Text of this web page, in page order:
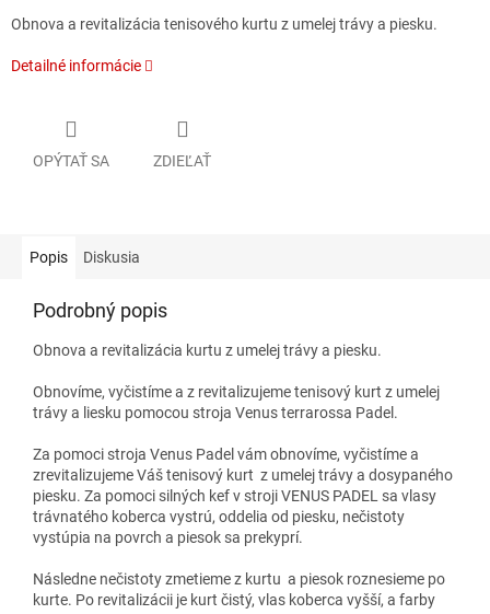
Obnova a revitalizácia tenisového kurtu z umelej trávy a piesku.
Detailné informácie
OPÝTAŤ SA ZDIEĽAŤ
Popis Diskusia
Podrobný popis
Obnova a revitalizácia kurtu z umelej trávy a piesku.
Obnovíme, vyčistíme a z revitalizujeme tenisový kurt z umelej
trávy a liesku pomocou stroja Venus terrarossa Padel.
Za pomoci stroja Venus Padel vám obnovíme, vyčistíme a
zrevitalizujeme Váš tenisový kurt z umelej trávy a dosypaného
piesku. Za pomoci silných kef v stroji VENUS PADEL sa vlasy
trávnatého koberca vystrú, oddelia od piesku, nečistoty
vystúpia na povrch a piesok sa prekyprí.
Následne nečistoty zmetieme z kurtu a piesok roznesieme po
kurte. Po revitalizácii je kurt čistý, vlas koberca vyšší, a farby